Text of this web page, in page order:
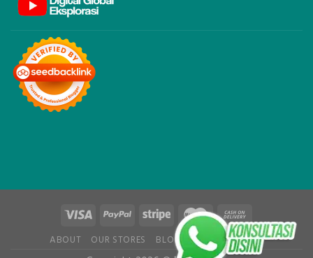
ABOUT OUR STORES BLOG CONTACT FAQ